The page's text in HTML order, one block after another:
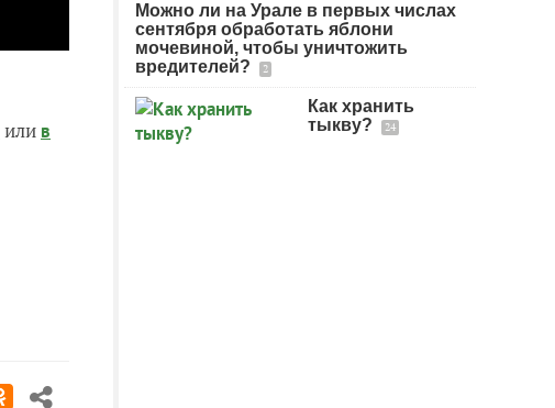
или в
Можно ли на Урале в первых числах
сентября обработать яблони
мочевиной, чтобы уничтожить
вредителей?
2
Как хранить
тыкву?
24